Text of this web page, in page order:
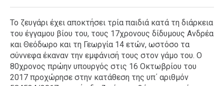
Το ζευγάρι έχει αποκτήσει τρία παιδιά κατά τη διάρκεια
του έγγαμου βίου του, τους 17χρονους δίδυμους Ανδρέα
και Θεόδωρο και τη Γεωργία 14 ετών, ωστόσο τα
σύννεφα έκαναν την εμφάνισή τους στον γάμο του. Ο
80χρονος πρώην υπουργός στις 16 Οκτωβρίου του
2017 προχώρησε στην κατάθεση της υπ΄ αριθμόν